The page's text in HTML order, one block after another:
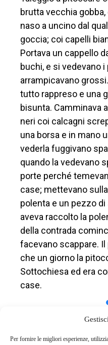
Per fornire le migliori esperienze,
brutta vecchia
naso a uncino dal
goccia; coi capelli
Portava un cappello
buchi, e si vedevano
arrampicavano
tutto rappreso e una
bisunta. Camminava
neri coi calcagni
una borsa e in mano
vederla fuggivano
quando la vedevano
porte perché
case; mettevano
polenta e un pezzo
aveva raccolto la
della contrada
facevano scappare.
che un giorno la
Sottochiesa ed era
case.